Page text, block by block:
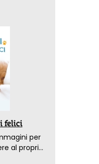
felici
per